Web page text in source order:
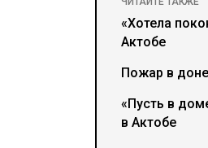
«Хотела
Актобе
Пожар в
«Пусть в
в Актобе